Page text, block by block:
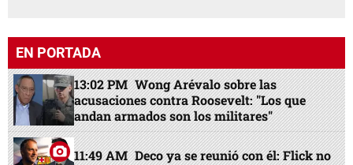
EN PORTADA
13:02 PM Wong Arévalo sobre las
acusaciones contra Roosevelt: "Los que
andan armados son los militares"
11:49 AM Deco ya se reunió con él: Flick no